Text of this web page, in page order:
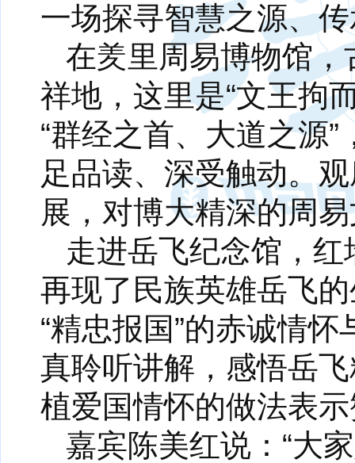
一场探寻智慧之源、
在羑里周易博物馆
祥地，这里是“文王拘
“群经之首、大道之源
足品读、深受触动。
展，对博大精深的周
走进岳飞纪念馆，
再现了民族英雄岳飞
“精忠报国”的赤诚情
真聆听讲解，感悟岳
植爱国情怀的做法表
嘉宾陈美红说：“大